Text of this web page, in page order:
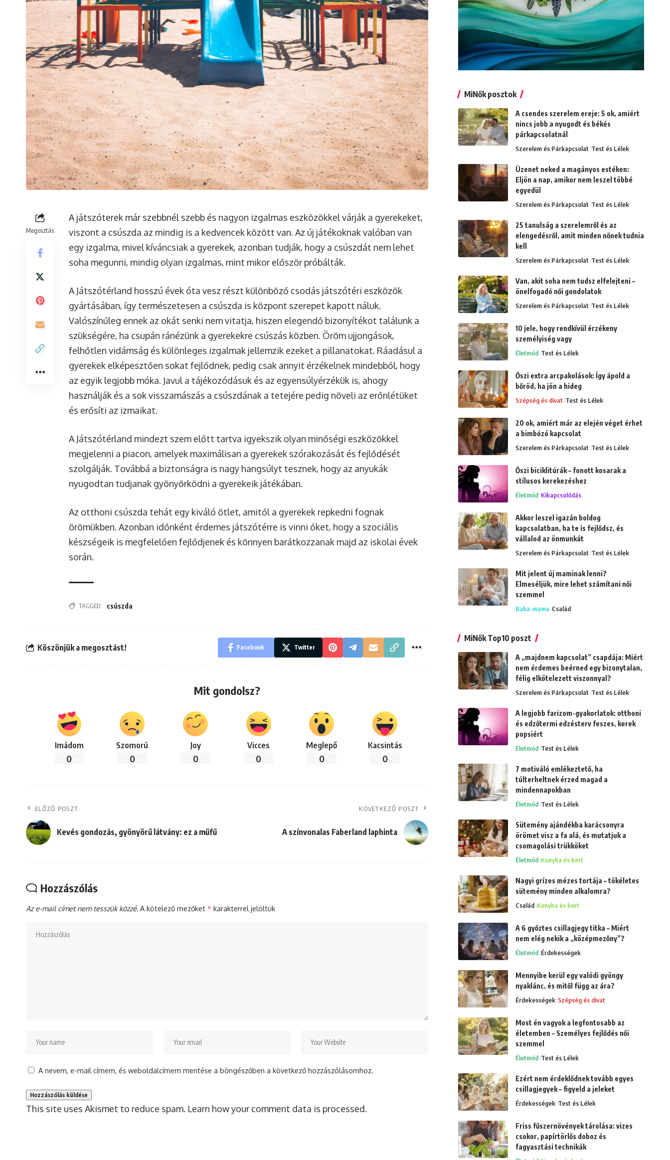
Megosztás
A játszóterek már szebbnél szebb és nagyon izgalmas eszközökkel várják a gyerekeket,
viszont a csúszda az mindig is a kedvencek között van. Az új játékoknak valóban van
egy izgalma, mivel kíváncsiak a gyerekek, azonban tudják, hogy a csúszdát nem lehet
soha megunni, mindig olyan izgalmas, mint mikor először próbálták.
A Játszótérland hosszú évek óta vesz részt különböző csodás játszótéri eszközök
gyártásában, így természetesen a csúszda is központ szerepet kapott náluk.
Valószínűleg ennek az okát senki nem vitatja, hiszen elegendő bizonyítékot találunk a
szükségére, ha csupán ránézünk a gyerekekre csúszás közben. Öröm ujjongások,
felhőtlen vidámság és különleges izgalmak jellemzik ezeket a pillanatokat. Ráadásul a
gyerekek elképesztően sokat fejlődnek, pedig csak annyit érzékelnek mindebből, hogy
az egyik legjobb móka. Javul a tájékozódásuk és az egyensúlyérzékük is, ahogy
használják és a sok visszamászás a csúszdának a tetejére pedig növeli az erőnlétüket
és erősíti az izmaikat.
A Játszótérland mindezt szem előtt tartva igyekszik olyan minőségi eszközökkel
megjelenni a piacon, amelyek maximálisan a gyerekek szórakozását és fejlődését
szolgálják. Továbbá a biztonságra is nagy hangsúlyt tesznek, hogy az anyukák
nyugodtan tudjanak gyönyörködni a gyerekeik játékában.
Az otthoni csúszda tehát egy kiváló ötlet, amitől a gyerekek repkedni fognak
örömükben. Azonban időnként érdemes játszótérre is vinni őket, hogy a szociális
készségeik is megfelelően fejlődjenek és könnyen barátkozzanak majd az iskolai évek
során.
TAGGED: csúszda
Köszönjük a megosztást! Facebook Twitter
Mit gondolsz?
Imádom
0
Szomorú
0
Joy
0
Vicces
0
Meglepő
0
Kacsintás
0
ELŐZŐ POSZT
Kevés gondozás, gyönyörű látvány: ez a műfű
KÖVETKEZŐ POSZT
A színvonalas Faberland laphinta
Hozzászólás
Az e-mail címet nem tesszük közzé. A kötelező mezőket * karakterrel jelöltük
A nevem, e-mail címem, és weboldalcímem mentése a böngészőben a következő hozzászólásomhoz.
This site uses Akismet to reduce spam. Learn how your comment data is processed.
MiNők posztok
A csendes szerelem ereje: 5 ok, amiért
nincs jobb a nyugodt és békés
párkapcsolatnál
Szerelem és Párkapcsolat Test és Lélek
Üzenet neked a magányos estéken:
Eljön a nap, amikor nem leszel többé
egyedül
Szerelem és Párkapcsolat Test és Lélek
25 tanulság a szerelemről és az
elengedésről, amit minden nőnek tudnia
kell
Szerelem és Párkapcsolat Test és Lélek
Van, akit soha nem tudsz elfelejteni –
önelfogadó női gondolatok
Szerelem és Párkapcsolat Test és Lélek
10 jele, hogy rendkívül érzékeny
személyiség vagy
Életmód Test és Lélek
Őszi extra arcpakolások: Így ápold a
bőröd, ha jön a hideg
Szépség és divat Test és Lélek
20 ok, amiért már az elején véget érhet
a bimbózó kapcsolat
Szerelem és Párkapcsolat Test és Lélek
Őszi biciklitúrák – fonott kosarak a
stílusos kerekezéshez
Életmód Kikapcsolódás
Akkor leszel igazán boldog
kapcsolatban, ha te is fejlődsz, és
vállalod az önmunkát
Szerelem és Párkapcsolat Test és Lélek
Mit jelent új maminak lenni?
Elmeséljük, mire lehet számítani női
szemmel
Baba-mama Család
MiNők Top10 poszt
A „majdnem kapcsolat” csapdája: Miért
nem érdemes beérned egy bizonytalan,
félig elkötelezett viszonnyal?
Szerelem és Párkapcsolat Test és Lélek
A legjobb farizom-gyakorlatok: otthoni
és edzőtermi edzésterv feszes, kerek
popsiért
Életmód Test és Lélek
7 motiváló emlékeztető, ha
túlterheltnek érzed magad a
mindennapokban
Életmód Test és Lélek
Sütemény ajándékba karácsonyra
örömet visz a fa alá, és mutatjuk a
csomagolási trükköket
Életmód Konyha és kert
Nagyi grízes mézes tortája – tökéletes
sütemény minden alkalomra?
Család Konyha és kert
A 6 győztes csillagjegy titka – Miért
nem elég nekik a „középmezőny”?
Életmód Érdekességek
Mennyibe kerül egy valódi gyöngy
nyaklánc, és mitől függ az ára?
Érdekességek Szépség és divat
Most én vagyok a legfontosabb az
életemben – Személyes fejlődés női
szemmel
Életmód Test és Lélek
Ezért nem érdeklődnek tovább egyes
csillagjegyek – figyeld a jeleket
Érdekességek Test és Lélek
Friss fűszernövények tárolása: vizes
csokor, papírtörlős doboz és
fagyasztási technikák